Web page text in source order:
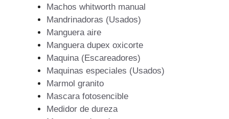
Machos whitworth manual
Mandrinadoras (Usados)
Manguera aire
Manguera dupex oxicorte
Maquina (Escareadores)
Maquinas especiales (Usados)
Marmol granito
Mascara fotosencible
Medidor de dureza